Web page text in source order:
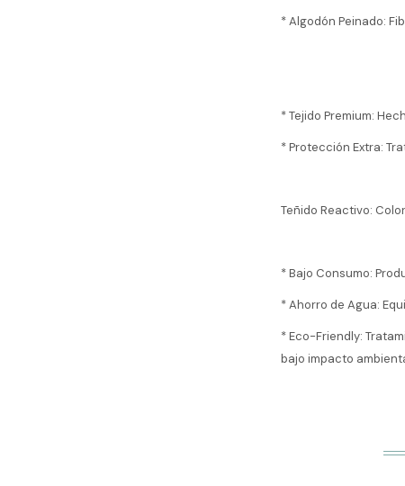
* Algodón Peinado:
* Tejido Premium:
* Protección Extra:
Teñido Reactivo:
* Bajo Consumo:
* Ahorro de Agua:
* Eco-Friendly:
bajo impacto